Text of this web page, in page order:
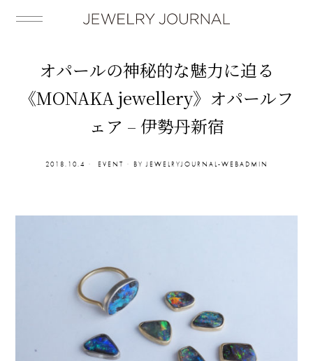
オパールの神秘的な魅力に迫る
《MONAKA jewellery》オパールフ
ェア – 伊勢丹新宿
2018.10.4 EVENT BY JEWELRYJOURNAL-WEBADMIN